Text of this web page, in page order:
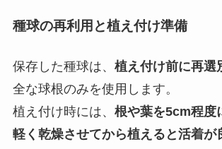
種球の再利用と植え付け準備
保存した種球は、 植え付け前に再選
全な球根のみを使用します。
植え付け時には、 根や葉を5cm程度
軽く乾燥させてから植えると活着が